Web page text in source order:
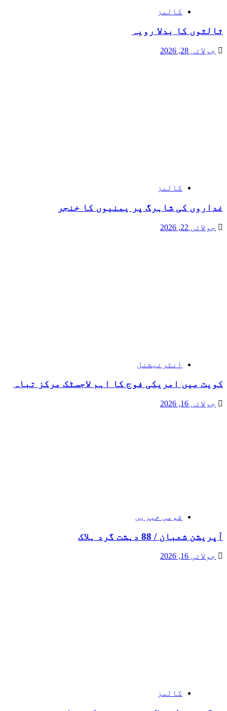
کالمز
ثالثوں کا بدلا رویہ
جولائی 28, 2026
کالمز
غداروں کی شاہرگ پر یمنیوں کا خنجر
جولائی 22, 2026
انٹرنیشنل
کویت میں امریکی فوج کا اہم لاجسٹک مرکز تباہ
جولائی 16, 2026
قومی خبریں
آپریشن شعبان / 88 دہشت گرد ہلاک
جولائی 16, 2026
کالمز